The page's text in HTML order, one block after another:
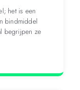
het is een
bindmiddel
begrijpen ze